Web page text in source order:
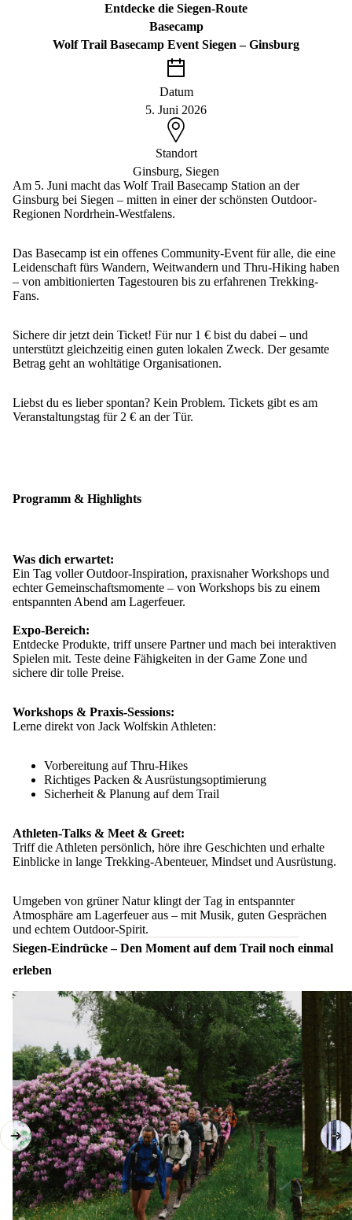
Entdecke die Siegen-Route
Basecamp
Wolf Trail Basecamp Event Siegen – Ginsburg
Datum
5. Juni 2026
Standort
Ginsburg, Siegen
Am 5. Juni macht das Wolf Trail Basecamp Station an der
Ginsburg bei Siegen – mitten in einer der schönsten Outdoor-
Regionen Nordrhein-Westfalens.
Das Basecamp ist ein offenes Community-Event für alle, die eine
Leidenschaft fürs Wandern, Weitwandern und Thru-Hiking haben
– von ambitionierten Tagestouren bis zu erfahrenen Trekking-
Fans.
Sichere dir jetzt dein Ticket! Für nur 1 € bist du dabei – und
unterstützt gleichzeitig einen guten lokalen Zweck. Der gesamte
Betrag geht an wohltätige Organisationen.
Liebst du es lieber spontan? Kein Problem. Tickets gibt es am
Veranstaltungstag für 2 € an der Tür.
Programm & Highlights
Was dich erwartet:
Ein Tag voller Outdoor-Inspiration, praxisnaher Workshops und
echter Gemeinschaftsmomente – von Workshops bis zu einem
entspannten Abend am Lagerfeuer.
Expo-Bereich:
Entdecke Produkte, triff unsere Partner und mach bei interaktiven
Spielen mit. Teste deine Fähigkeiten in der Game Zone und
sichere dir tolle Preise.
Workshops & Praxis-Sessions:
Lerne direkt von Jack Wolfskin Athleten:
Vorbereitung auf Thru-Hikes
Richtiges Packen & Ausrüstungsoptimierung
Sicherheit & Planung auf dem Trail
Athleten-Talks & Meet & Greet:
Triff die Athleten persönlich, höre ihre Geschichten und erhalte
Einblicke in lange Trekking-Abenteuer, Mindset und Ausrüstung.
Umgeben von grüner Natur klingt der Tag in entspannter
Atmosphäre am Lagerfeuer aus – mit Musik, guten Gesprächen
und echtem Outdoor-Spirit.
Siegen-Eindrücke – Den Moment auf dem Trail noch einmal
erleben